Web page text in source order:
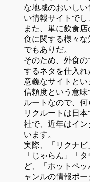
な地域のおいし
い情報サイトでし
また、単に飲食
食に関する様々
でもありだ。
そのため、外食
するネタを仕入
意義なサイトとい
信頼度という意
ルートなので、何
リクルートは日
社で、近年はイ
います。
実際、「リクナビ
「じゃらん」「
ど、「ホットペ
ャンルの情報ポ